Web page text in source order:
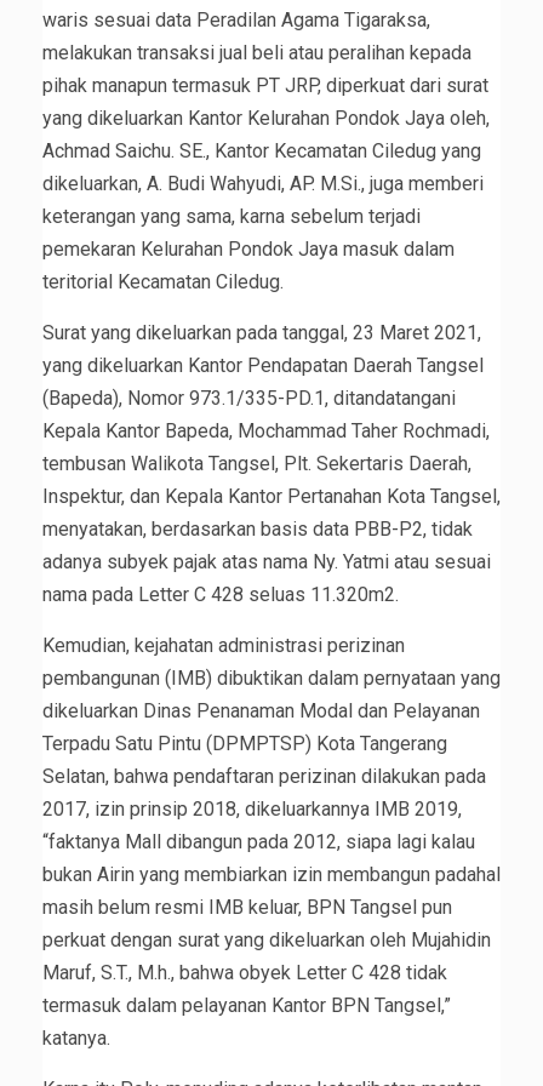
waris sesuai data Peradilan Agama Tigaraksa,
melakukan transaksi jual beli atau peralihan kepada
pihak manapun termasuk PT JRP, diperkuat dari surat
yang dikeluarkan Kantor Kelurahan Pondok Jaya oleh,
Achmad Saichu. SE., Kantor Kecamatan Ciledug yang
dikeluarkan, A. Budi Wahyudi, AP. M.Si., juga memberi
keterangan yang sama, karna sebelum terjadi
pemekaran Kelurahan Pondok Jaya masuk dalam
teritorial Kecamatan Ciledug.
Surat yang dikeluarkan pada tanggal, 23 Maret 2021,
yang dikeluarkan Kantor Pendapatan Daerah Tangsel
(Bapeda), Nomor 973.1/335-PD.1, ditandatangani
Kepala Kantor Bapeda, Mochammad Taher Rochmadi,
tembusan Walikota Tangsel, Plt. Sekertaris Daerah,
Inspektur, dan Kepala Kantor Pertanahan Kota Tangsel,
menyatakan, berdasarkan basis data PBB-P2, tidak
adanya subyek pajak atas nama Ny. Yatmi atau sesuai
nama pada Letter C 428 seluas 11.320m2.
Kemudian, kejahatan administrasi perizinan
pembangunan (IMB) dibuktikan dalam pernyataan yang
dikeluarkan Dinas Penanaman Modal dan Pelayanan
Terpadu Satu Pintu (DPMPTSP) Kota Tangerang
Selatan, bahwa pendaftaran perizinan dilakukan pada
2017, izin prinsip 2018, dikeluarkannya IMB 2019,
“faktanya Mall dibangun pada 2012, siapa lagi kalau
bukan Airin yang membiarkan izin membangun padahal
masih belum resmi IMB keluar, BPN Tangsel pun
perkuat dengan surat yang dikeluarkan oleh Mujahidin
Maruf, S.T., M.h., bahwa obyek Letter C 428 tidak
termasuk dalam pelayanan Kantor BPN Tangsel,”
katanya.